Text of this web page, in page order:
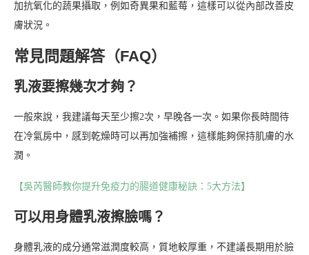
加抗氧化的蔬果攝取，例如奇異果和藍莓，這樣可以從內部改善皮
膚狀況。
常見問題解答（FAQ）
乳液要擦幾次才夠？
一般來說，我建議每天至少擦2次，早晚各一次。如果你長時間待
在冷氣房中，感到乾燥時可以再加強補擦，這樣能夠保持肌膚的水
潤。
【吳芮醫師教你提升免疫力的腸道健康秘訣：5大方法】
可以用身體乳液擦臉嗎？
身體乳液的成分通常滋潤度較高，質地較厚重，不建議長期用於臉